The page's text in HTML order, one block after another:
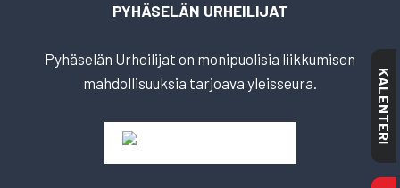
PYHÄSELÄN URHEILIJAT
Pyhäselän Urheilijat on monipuolisia liikkumisen
mahdollisuuksia tarjoava yleisseura.
KALENTERI